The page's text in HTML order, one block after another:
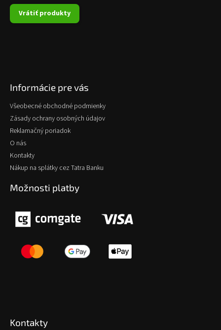
Vrátiť produkty
Informácie pre vás
Všeobecné obchodné podmienky
Zásady ochrany osobných údajov
Reklamačný poriadok
O nás
Kontakty
Nákup na splátky cez Tatra Banku
Možnosti platby
Kontakty